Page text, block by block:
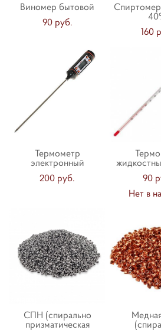
Виномер бытовой
90 pуб.
160
Термометр
электронный
200 pуб.
90
Нет в
СПН (спирально
призматическая